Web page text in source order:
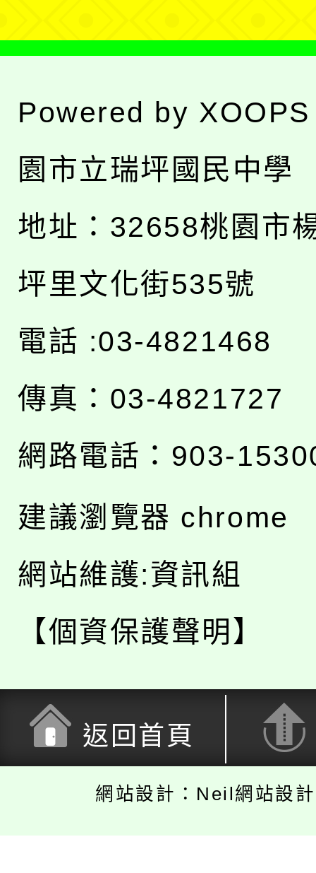
Powered by XOOPS
園市立瑞坪國民中學
地址： 32658桃園市
坪里文化街535號
電話 :03-4821468
傳真：03-4821727
網路電話：903-
建議瀏覽器 chrome
網站維護:資訊組
【個資保護聲明】
返回首頁
網站設計：Neil網站設